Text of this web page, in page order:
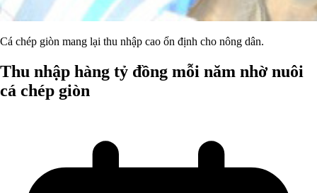
Cá chép giòn mang lại thu nhập cao ổn định cho nông dân.
Thu nhập hàng tỷ đồng mỗi năm nhờ nuôi
cá chép giòn